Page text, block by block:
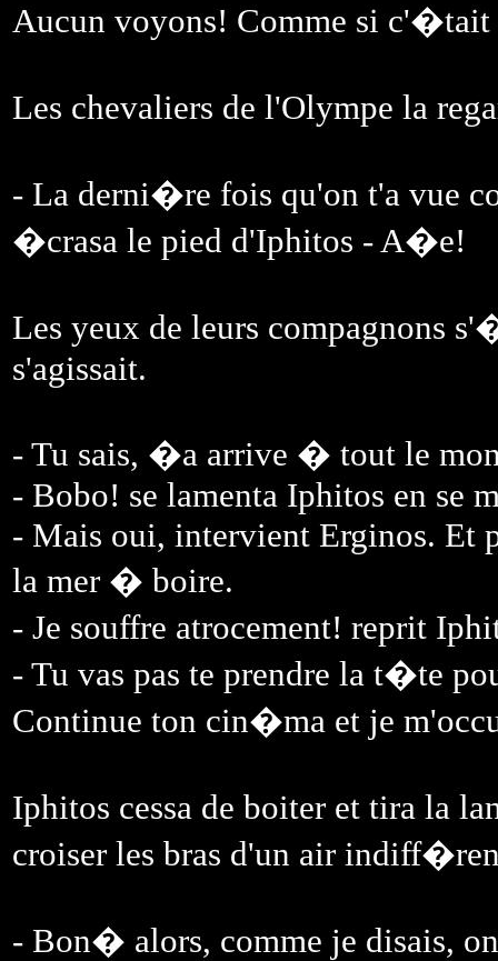
Aucun voyons! Comme si
Les chevaliers de l'Olympe la
- La derni�re fois qu'on t'a vue
�crasa le pied d'Iphitos - A�e!
Les yeux de leurs compagnons
s'agissait.
- Tu sais, �a arrive � tout le
- Bobo! se lamenta Iphitos en se
- Mais oui, intervient Erginos. Et
la mer � boire.
- Je souffre atrocement! reprit
- Tu vas pas te prendre la t�te
Continue ton cin�ma et je
Iphitos cessa de boiter et tira la
croiser les bras d'un air
- Bon� alors, comme je disais,